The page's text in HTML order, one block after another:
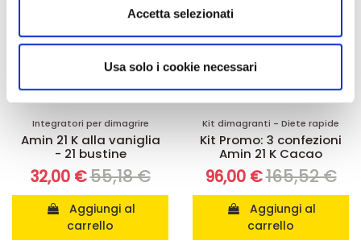
Utilizziamo i cookie per personalizzare contenuti ed
analizzare il nostro traffico. Condividiamo inoltre
informazioni sul modo in cui utilizza il nostro sito con i
nostri partner che si occupano di analisi dei dati web,
pubblicità e social media, i quali potrebbero combinarle
con altre informazioni che ha fornito loro o che hanno
raccolto dal suo utilizzo dei loro servizi.
Accetta selezionati
Usa solo i cookie necessari
Integratori per dimagrire
Amin 21 K alla vaniglia
- 21 bustine
32,00 €55,18 €
carrello
Kit dimagranti - Diete rapide
Kit Promo: 3 confezioni
Amin 21 K Cacao
96,00 €165,52 €
carrello